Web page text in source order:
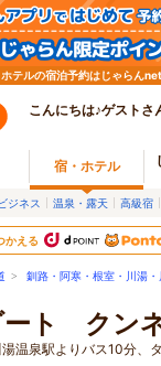
テルの宿泊予約はじゃらん
こんにちは♪ゲストさ
宿・ホテル
ジネス 温泉・露天 高級宿
かえる
> 釧路・阿寒・根室・川湯・
ート クン
湯温泉駅よりバス10分、